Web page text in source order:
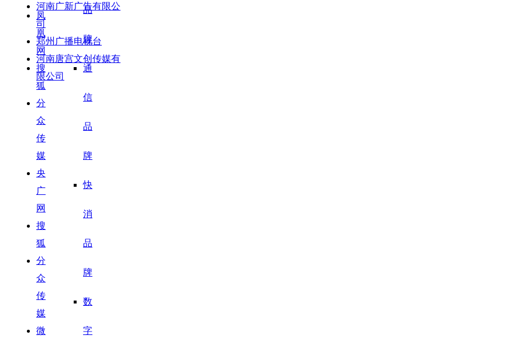
品
牌
通
信
品
牌
快
消
品
牌
数
字
河南广新广告有限公
司
郑州广播电视台
河南唐宫文创传媒有
限公司
凤
凰
网
搜
狐
分
众
传
媒
央
广
网
搜
狐
分
众
传
媒
微